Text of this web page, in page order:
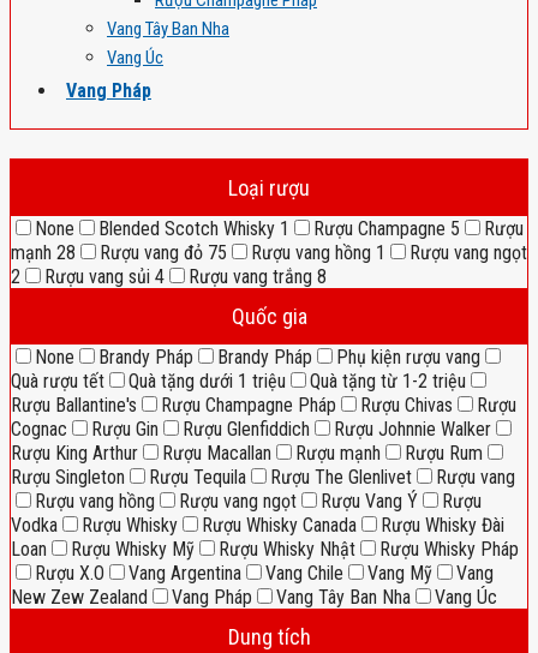
Vang Tây Ban Nha
Vang Úc
Vang Pháp
Loại rượu
None Blended Scotch Whisky 1 Rượu Champagne 5
Rượu
mạnh 28 Rượu vang đỏ 75 Rượu vang hồng 1
Rượu vang ngọt
2
Rượu vang sủi 4 Rượu vang trắng 8
Quốc gia
None Brandy Pháp Brandy Pháp
Phụ kiện rượu vang
Quà rượu tết
Quà tặng dưới 1 triệu
Quà tặng từ 1-2 triệu
Rượu Ballantine's
Rượu Champagne Pháp Rượu Chivas
Rượu
Cognac
Rượu Gin Rượu Glenfiddich
Rượu Johnnie Walker
Rượu King Arthur
Rượu Macallan Rượu mạnh
Rượu Rum
Rượu Singleton
Rượu Tequila Rượu The Glenlivet
Rượu vang
Rượu vang hồng
Rượu vang ngọt Rượu Vang Ý
Rượu
Vodka
Rượu Whisky Rượu Whisky Canada
Rượu Whisky Đài
Loan
Rượu Whisky Mỹ Rượu Whisky Nhật
Rượu Whisky Pháp
Rượu X.O
Vang Argentina Vang Chile Vang Mỹ
Vang
New Zew Zealand
Vang Pháp Vang Tây Ban Nha Vang Úc
Dung tích